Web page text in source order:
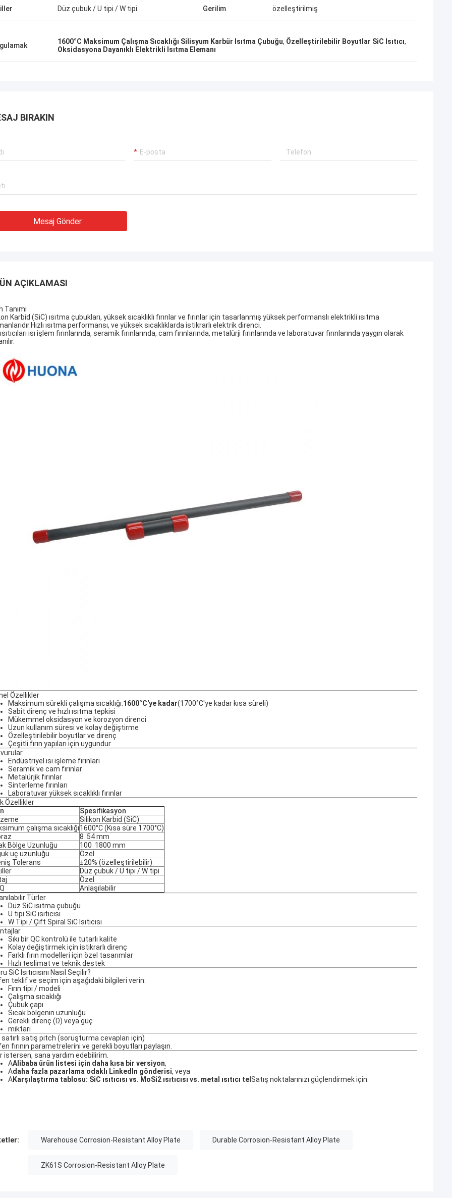
Matthew...
düşük genleşmeli alaşım aldım. O
ürünlerinin kalitesi oldukça iyi.
Alfred...
Malı aldık, her şey yolunda gitti. Mükemmel
memnunuz.
Düz çubuk / U tipi / W tipi Gerilim özelleştirilmiş
1600°C Maksimum Çalışma Sıcaklığı Silisyum Karbür Isıtma Çubuğu, Özelleştirilebilir Boyutlar SiC Isıtıcı,
Oksidasyona Dayanıklı Elektrikli Isıtma Elemanı
BIRAKIN
Mesaj Gönder
AÇIKLAMASI
Tanımı
Karbid (SiC) ısıtma çubukları, yüksek sıcaklıklı fırınlar ve fırınlar için tasarlanmış yüksek performanslı elektrikli ısıtma
ısıtma performansı, ve yüksek sıcaklıklarda istikrarlı elektrik direnci.
ısı işlem fırınlarında, seramik fırınlarında, cam fırınlarında, metalürji fırınlarında ve laboratuvar fırınlarında yaygın olarak
Özellikler
Maksimum sürekli çalışma sıcaklığı:1600°C'ye kadar(1700°C'ye kadar kısa süreli)
Sabit direnç ve hızlı ısıtma tepkisi
Mükemmel oksidasyon ve korozyon direnci
Uzun kullanım süresi ve kolay değiştirme
Özelleştirilebilir boyutlar ve direnç
Çeşitli fırın yapıları için uygundur
Endüstriyel ısı işleme fırınları
Seramik ve cam fırınlar
Metalürjik fırınlar
Sinterleme fırınları
Laboratuvar yüksek sıcaklıklı fırınlar
Özellikler
Spesifikasyon
Silikon Karbid (SiC)
çalışma sıcaklığı1600°C (Kısa süre 1700°C)
8 ️ 54 mm
Bölge Uzunluğu
100 ️ 1800 mm
uç uzunluğu
Özel
Tolerans
±20% (özelleştirilebilir)
Düz çubuk / U tipi / W tipi
Özel
Anlaşılabilir
Türler
Düz SiC ısıtma çubuğu
U tipi SiC ısıtıcısı
W Tipi / Çift Spiral SiC Isıtıcısı
Sıkı bir QC kontrolü ile tutarlı kalite
Kolay değiştirmek için istikrarlı direnç
Farklı fırın modelleri için özel tasarımlar
Hızlı teslimat ve teknik destek
SiC Isıtıcısını Nasıl Seçilir?
teklif ve seçim için aşağıdaki bilgileri verin:
Fırın tipi / modeli
Çalışma sıcaklığı
Çubuk çapı
Sıcak bölgenin uzunluğu
Gerekli direnç (Ω) veya güç
miktarı
satırlı satış pitch (soruşturma cevapları için)
fırının parametrelerini ve gerekli boyutları paylaşın.
istersen, sana yardım edebilirim.
AAlibaba ürün listesi için daha kısa bir versiyon,
Adaha fazla pazarlama odaklı LinkedIn gönderisi, veya
AKarşılaştırma tablosu: SiC ısıtıcısı vs. MoSi2 ısıtıcısı vs. metal ısıtıcı tel Satış noktalarınızı güçlendirmek için.
Warehouse Corrosion-Resistant Alloy Plate Durable Corrosion-Resistant Alloy Plate
ZK61S Corrosion-Resistant Alloy Plate